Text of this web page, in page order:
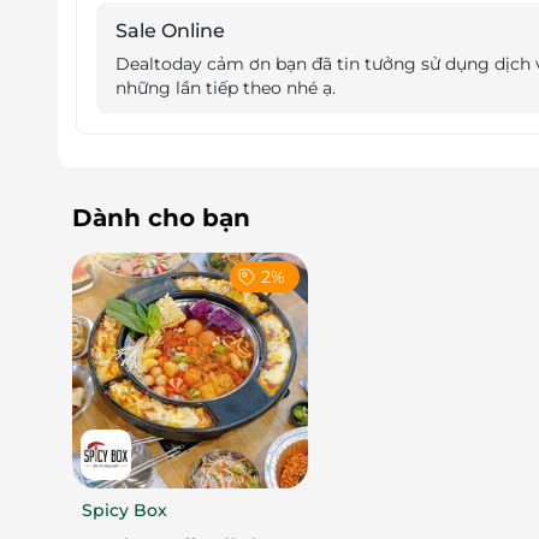
Rooftop, quý khách đừng ngần ngại hãy tự
nơi đây. Đặc biệt, vào những ngày
bia Dinkelacker mát lạnh và một đĩa khô gà
Sale Online
Dealtoday cảm ơn bạn đã tin tưởng sử dụng
những lần tiếp theo nhé ạ.
Dành cho bạn
2%
Spicy Box